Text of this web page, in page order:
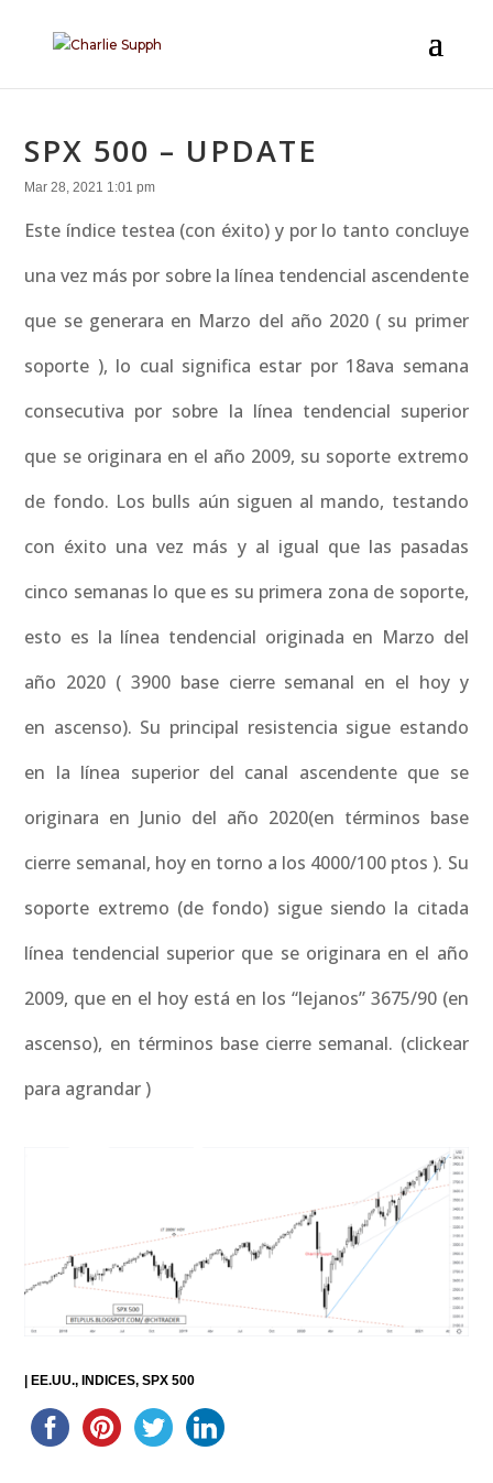
SPX 500 – UPDATE
Mar 28, 2021 1:01 pm
Este índice testea (con éxito) y por lo tanto concluye
una vez más por sobre la línea tendencial ascendente
que se generara en Marzo del año 2020 ( su primer
soporte ), lo cual significa estar por 18ava semana
consecutiva por sobre la línea tendencial superior
que se originara en el año 2009, su soporte extremo
de fondo. Los bulls aún siguen al mando, testando
con éxito una vez más y al igual que las pasadas
cinco semanas lo que es su primera zona de soporte,
esto es la línea tendencial originada en Marzo del
año 2020 ( 3900 base cierre semanal en el hoy y
en ascenso). Su principal resistencia sigue estando
en la línea superior del canal ascendente que se
originara en Junio del año 2020(en términos base
cierre semanal, hoy en torno a los 4000/100 ptos ). Su
soporte extremo (de fondo) sigue siendo la citada
línea tendencial superior que se originara en el año
2009, que en el hoy está en los “lejanos” 3675/90 (en
ascenso), en términos base cierre semanal. (clickear
para agrandar )
EE.UU. INDICES SPX 500